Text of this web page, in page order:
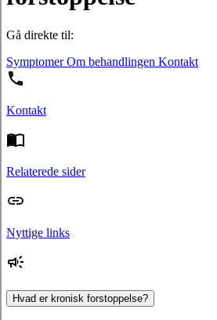
Gå direkte til:
SymptomerOm behandlingen Kontakt
Kontakt
Relaterede sider
Nyttige links
Hvad er kronisk forstoppelse?